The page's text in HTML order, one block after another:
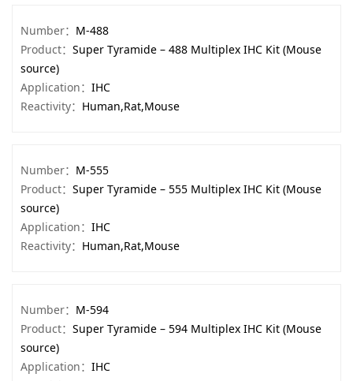
Number： M-488
Product： Super Tyramide – 488 Multiplex IHC Kit (Mouse
source)
Application： IHC
Reactivity： Human,Rat,Mouse
Number： M-555
Product： Super Tyramide – 555 Multiplex IHC Kit (Mouse
source)
Application： IHC
Reactivity： Human,Rat,Mouse
Number： M-594
Product： Super Tyramide – 594 Multiplex IHC Kit (Mouse
source)
Application： IHC